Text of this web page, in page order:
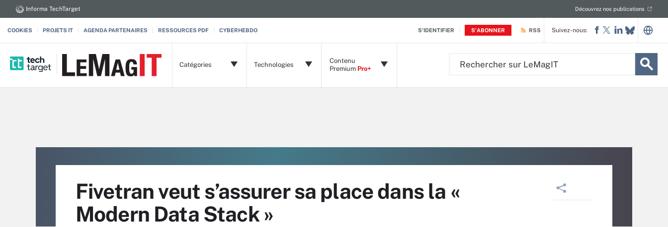
S'IDENTIFIER S'ABONNER
Informa TechTarget Découvrez nos publications
COOKIES PROJETS IT AGENDA PARTENAIRES RESSOURCES PDF CYBERHEBDO RSS
Catégories Technologies
Contenu
Premium Pro+
Suivez-nous:
Fivetran veut s’assurer sa place dans la «
Modern Data Stack »